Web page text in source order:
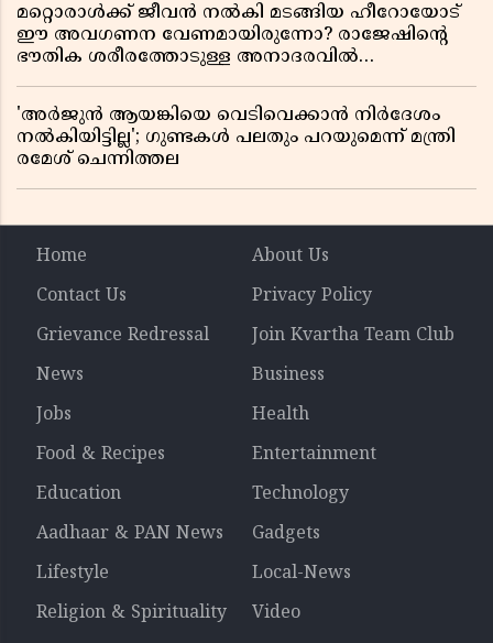
മറ്റൊരാൾക്ക് ജീവൻ നൽകി മടങ്ങിയ ഹീറോയോട്
ഈ അവഗണന വേണമായിരുന്നോ? രാജേഷിൻ്റെ
ഭൗതിക ശരീരത്തോടുള്ള അനാദരവിൽ
'അർജുൻ ആയങ്കിയെ വെടിവെക്കാൻ നിർദേശം
നൽകിയിട്ടില്ല'; ഗുണ്ടകൾ പലതും പറയുമെന്ന് മന്ത്രി
രമേശ് ചെന്നിത്തല
Home
About Us
Contact Us
Privacy Policy
Grievance Redressal
Join Kvartha Team Club
News
Business
Jobs
Health
Food & Recipes
Entertainment
Education
Technology
Aadhaar & PAN News
Gadgets
Lifestyle
Local-News
Religion & Spirituality
Video